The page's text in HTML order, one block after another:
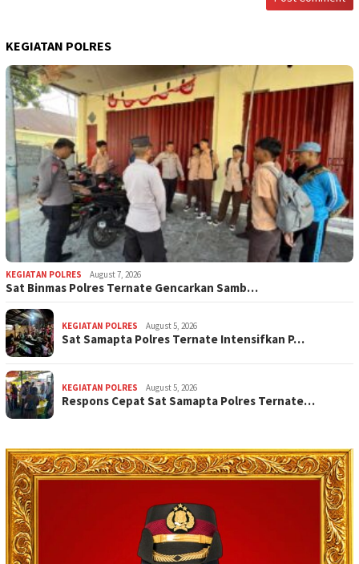
KEGIATAN POLRES
KEGIATAN POLRES August 7, 2026
Sat Binmas Polres Ternate Gencarkan Samb…
KEGIATAN POLRES August 5, 2026
Sat Samapta Polres Ternate Intensifkan P…
KEGIATAN POLRES August 5, 2026
Respons Cepat Sat Samapta Polres Ternate…